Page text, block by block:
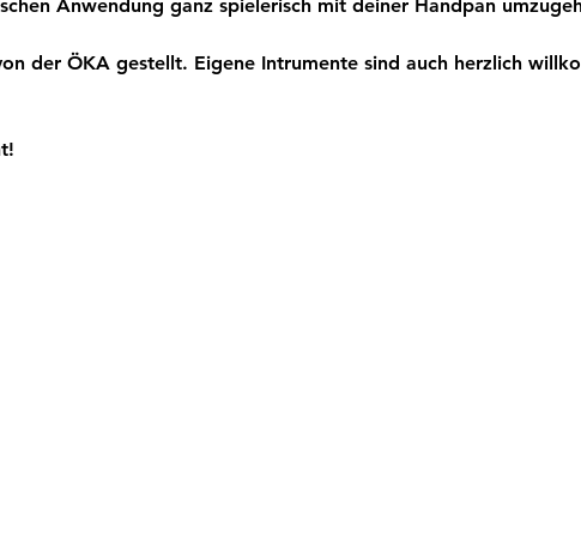
Anwendung ganz spielerisch mit deiner Handpan
der ÖKA gestellt. Eigene Intrumente sind auch herzlich